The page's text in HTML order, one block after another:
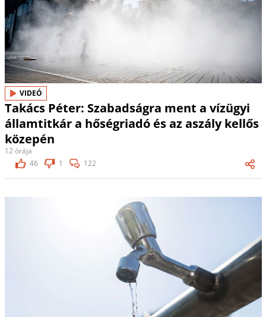
VIDEÓ
Takács Péter: Szabadságra ment a vízügyi
államtitkár a hőségriadó és az aszály kellős
közepén
12 órája
46
1 122